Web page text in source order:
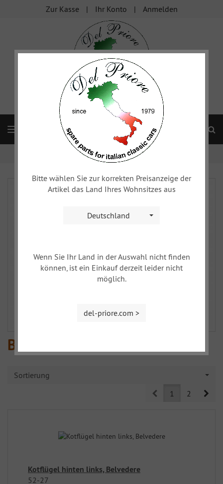
Zur Kasse Ihr Konto Anmelden
FIAT Topolino Blechteile Blechteile hinten
Blechteile hinten
Sortierung
Prev1 2
Kotflügel hinten links, Belvedere
52-27
Bitte wählen Sie zur korrekten Preisanzeige der
Artikel das Land Ihres Wohnsitzes aus
Deutschland
Wenn Sie Ihr Land in der Auswahl nicht finden
können, ist ein Einkauf derzeit leider nicht
möglich.
del-priore.com >